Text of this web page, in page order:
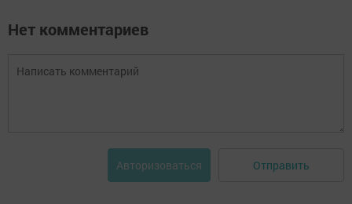
Нет комментариев
Авторизоваться Отправить